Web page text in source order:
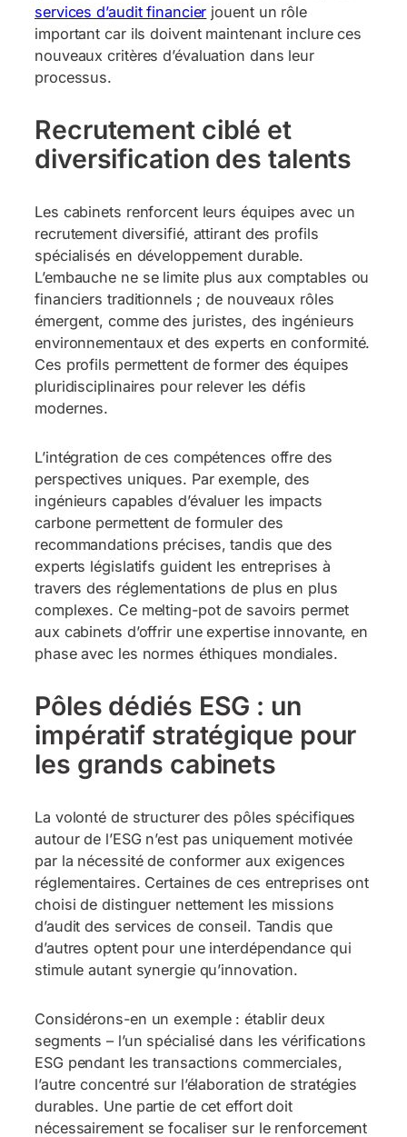
services d’audit financier jouent un rôle
important car ils doivent maintenant inclure ces
nouveaux critères d’évaluation dans leur
processus.
Recrutement ciblé et
diversification des talents
Les cabinets renforcent leurs équipes avec un
recrutement diversifié, attirant des profils
spécialisés en développement durable.
L’embauche ne se limite plus aux comptables ou
financiers traditionnels ; de nouveaux rôles
émergent, comme des juristes, des ingénieurs
environnementaux et des experts en conformité.
Ces profils permettent de former des équipes
pluridisciplinaires pour relever les défis
modernes.
L’intégration de ces compétences offre des
perspectives uniques. Par exemple, des
ingénieurs capables d’évaluer les impacts
carbone permettent de formuler des
recommandations précises, tandis que des
experts législatifs guident les entreprises à
travers des réglementations de plus en plus
complexes. Ce melting-pot de savoirs permet
aux cabinets d’offrir une expertise innovante, en
phase avec les normes éthiques mondiales.
Pôles dédiés ESG : un
impératif stratégique pour
les grands cabinets
La volonté de structurer des pôles spécifiques
autour de l’ESG n’est pas uniquement motivée
par la nécessité de conformer aux exigences
réglementaires. Certaines de ces entreprises ont
choisi de distinguer nettement les missions
d’audit des services de conseil. Tandis que
d’autres optent pour une interdépendance qui
stimule autant synergie qu’innovation.
Considérons-en un exemple : établir deux
segments – l’un spécialisé dans les vérifications
ESG pendant les transactions commerciales,
l’autre concentré sur l’élaboration de stratégies
durables. Une partie de cet effort doit
nécessairement se focaliser sur le renforcement